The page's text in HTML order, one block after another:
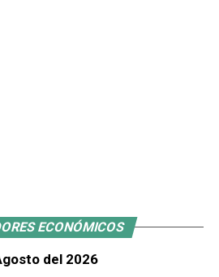
ECONÓMICOS
del 2026